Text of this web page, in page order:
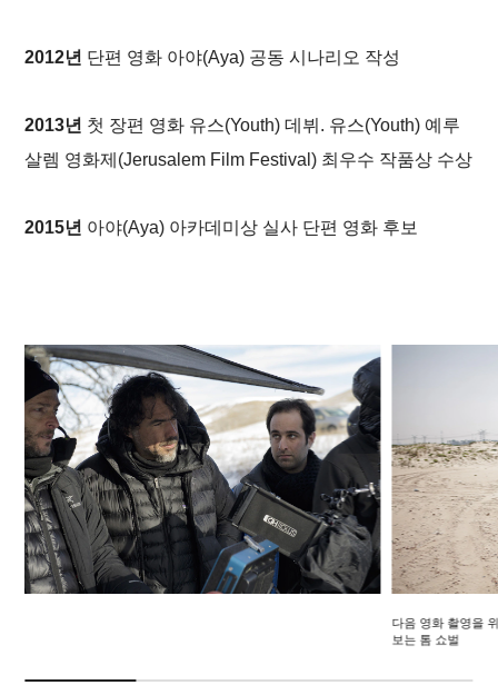
2012년 단편 영화 아야(Aya) 공동 시나리오 작성
2013년 첫 장편 영화 유스(Youth) 데뷔. 유스(Youth) 예루
살렘 영화제(Jerusalem Film Festival) 최우수 작품상 수상
2015년 아야(Aya) 아카데미상 실사 단편 영화 후보
다음 영화 촬영을
보는 톰 쇼벌